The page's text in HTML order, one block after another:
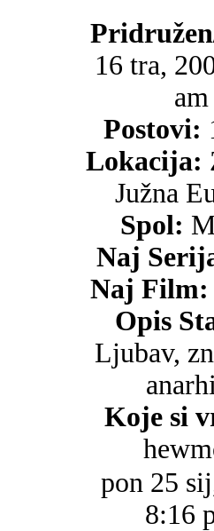
16 tra,
am
Postovi:
Lokacija:
Južna
Spol:
Naj
Naj Film:
Opis
Ljubav,
Koje si
pon 25
8:16